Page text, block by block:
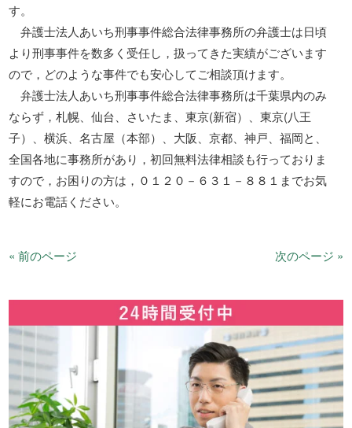
す。
弁護士法人あいち刑事事件総合法律事務所の弁護士は日頃
より刑事事件を数多く受任し，扱ってきた実績がございます
ので，どのような事件でも安心してご相談頂けます。
弁護士法人あいち刑事事件総合法律事務所は千葉県内のみ
ならず，札幌、仙台、さいたま、東京(新宿）、東京(八王
子）、横浜、名古屋（本部）、大阪、京都、神戸、福岡と、
全国各地に事務所があり，初回無料法律相談も行っておりま
すので，お困りの方は，０１２０－６３１－８８１までお気
軽にお電話ください。
« 前のページ 次のページ »